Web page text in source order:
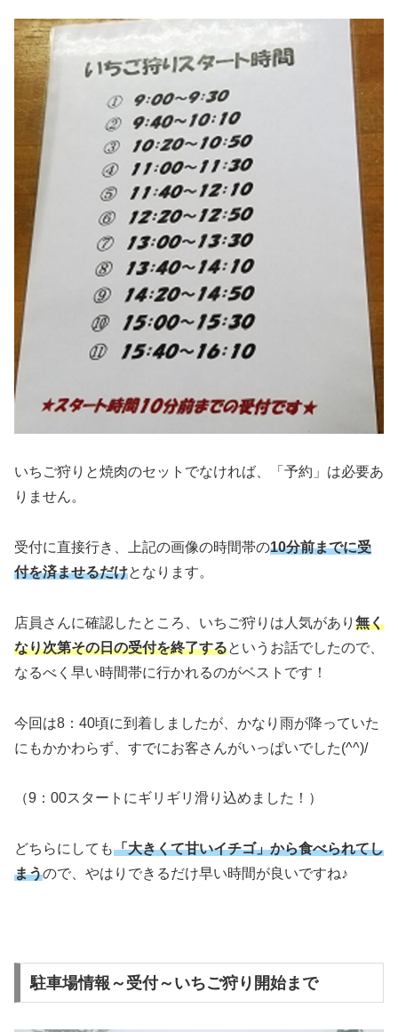
いちご狩りと焼肉のセットでなければ、「予約」は必要あ
りません。
受付に直接行き、上記の画像の時間帯の10分前までに受
付を済ませるだけとなります。
店員さんに確認したところ、いちご狩りは人気があり 無く
なり次第その日の受付を終了するというお話でしたので、
なるべく早い時間帯に行かれるのがベストです！
今回は8：40頃に到着しましたが、かなり雨が降っていた
にもかかわらず、すでにお客さんがいっぱいでした(^^)/
（9：00スタートにギリギリ滑り込めました！）
どちらにしても「大きくて甘いイチゴ」から食べられてし
まうので、やはりできるだけ早い時間が良いですね♪
駐車場情報～受付～いちご狩り開始まで